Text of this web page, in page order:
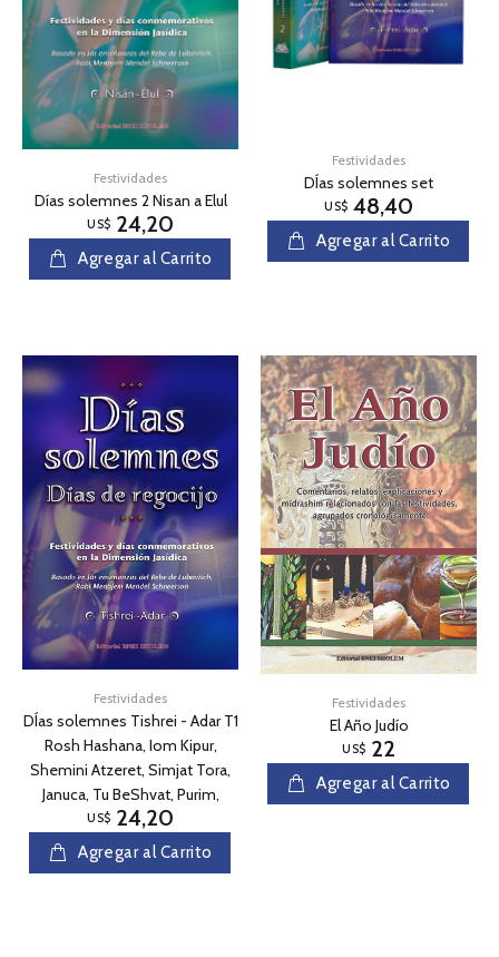
Festividades
Días solemnes 2 Nisan a Elul
US$ 24,20
Agregar al Carrito
Festividades
DÍas solemnes set
US$ 48,40
Agregar al Carrito
Festividades
DÍas solemnes Tishrei - Adar T1
Rosh Hashana, Iom Kipur,
Shemini Atzeret, Simjat Tora,
Januca, Tu BeShvat, Purim,
US$ 24,20
Agregar al Carrito
Festividades
El Año Judío
US$ 22
Agregar al Carrito